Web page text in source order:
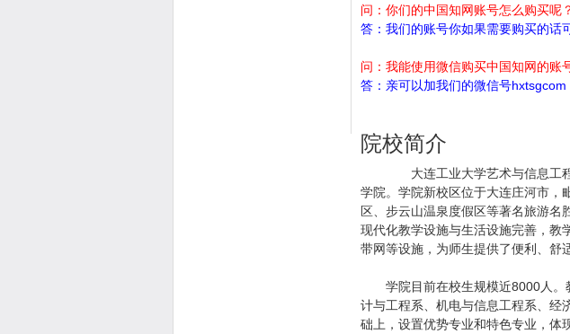
问：你们的中国知网账号怎么购买呢
答：我们的账号你如果需要购买的话
问：我能使用微信购买中国知网的账
答：亲可以加我们的微信号
院校简介
大连工业大学艺术与信息工程
学院。学院新校区位于大连庄河市，
区、步云山温泉度假区等著名旅游名
现代化教学设施与生活设施完善，教
带网等设施，为师生提供了便利、舒
学院目前在校生规模近8000人。
计与工程系、机电与信息工程系、经
础上，设置优势专业和特色专业，体